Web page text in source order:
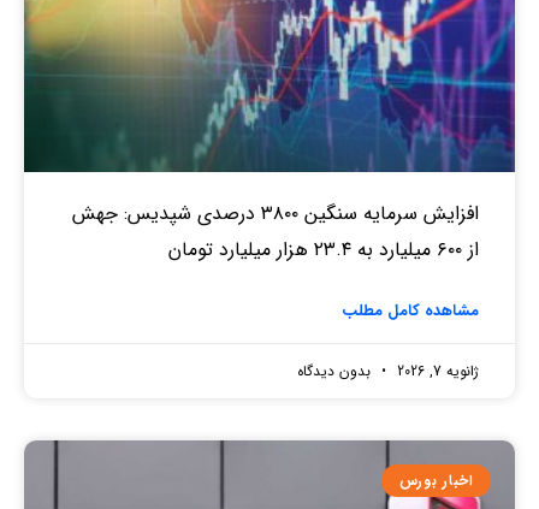
افزایش سرمایه سنگین ۳۸۰۰ درصدی شپدیس: جهش
از ۶۰۰ میلیارد به ۲۳.۴ هزار میلیارد تومان
مشاهده کامل مطلب
ژانویه 7, 2026 بدون دیدگاه
اخبار بورس